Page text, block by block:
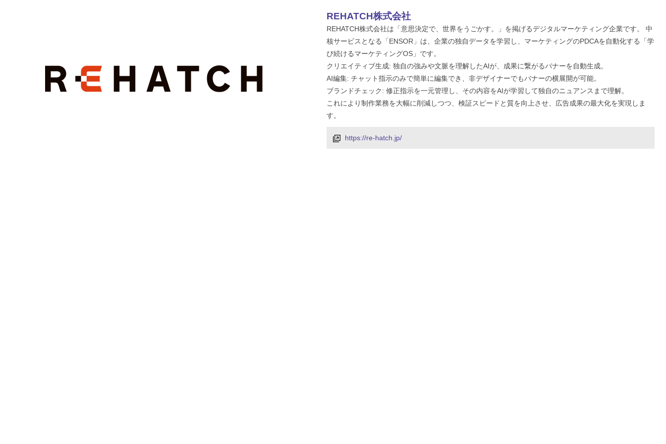
REHATCH株式会社
REHATCH株式会社は「意思決定で、世界をうごかす。」を掲げるデジタルマーケティング企業です。 中
核サービスとなる「ENSOR」は、企業の独自データを学習し、マーケティングのPDCAを自動化する「学
び続けるマーケティングOS」です。
クリエイティブ生成: 独自の強みや文脈を理解したAIが、成果に繋がるバナーを自動生成。
AI編集: チャット指示のみで簡単に編集でき、非デザイナーでもバナーの横展開が可能。
ブランドチェック: 修正指示を一元管理し、その内容をAIが学習して独自のニュアンスまで理解。
これにより制作業務を大幅に削減しつつ、検証スピードと質を向上させ、広告成果の最大化を実現しま
す。
https://re-hatch.jp/